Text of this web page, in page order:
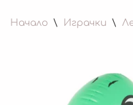
Начало \ Играчки \